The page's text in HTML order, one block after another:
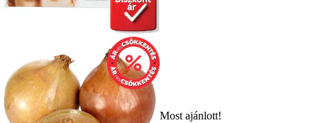
Most ajánlott!